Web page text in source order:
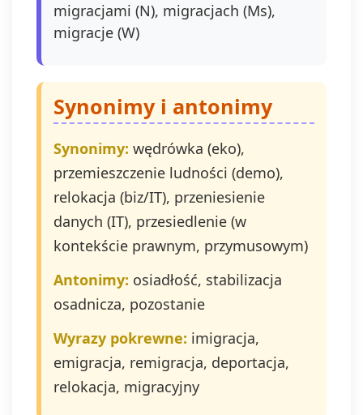
migracjami (N), migracjach (Ms),
migracje (W)
Synonimy i antonimy
Synonimy: wędrówka (eko),
przemieszczenie ludności (demo),
relokacja (biz/IT), przeniesienie
danych (IT), przesiedlenie (w
kontekście prawnym, przymusowym)
Antonimy: osiadłość, stabilizacja
osadnicza, pozostanie
Wyrazy pokrewne: imigracja,
emigracja, remigracja, deportacja,
relokacja, migracyjny